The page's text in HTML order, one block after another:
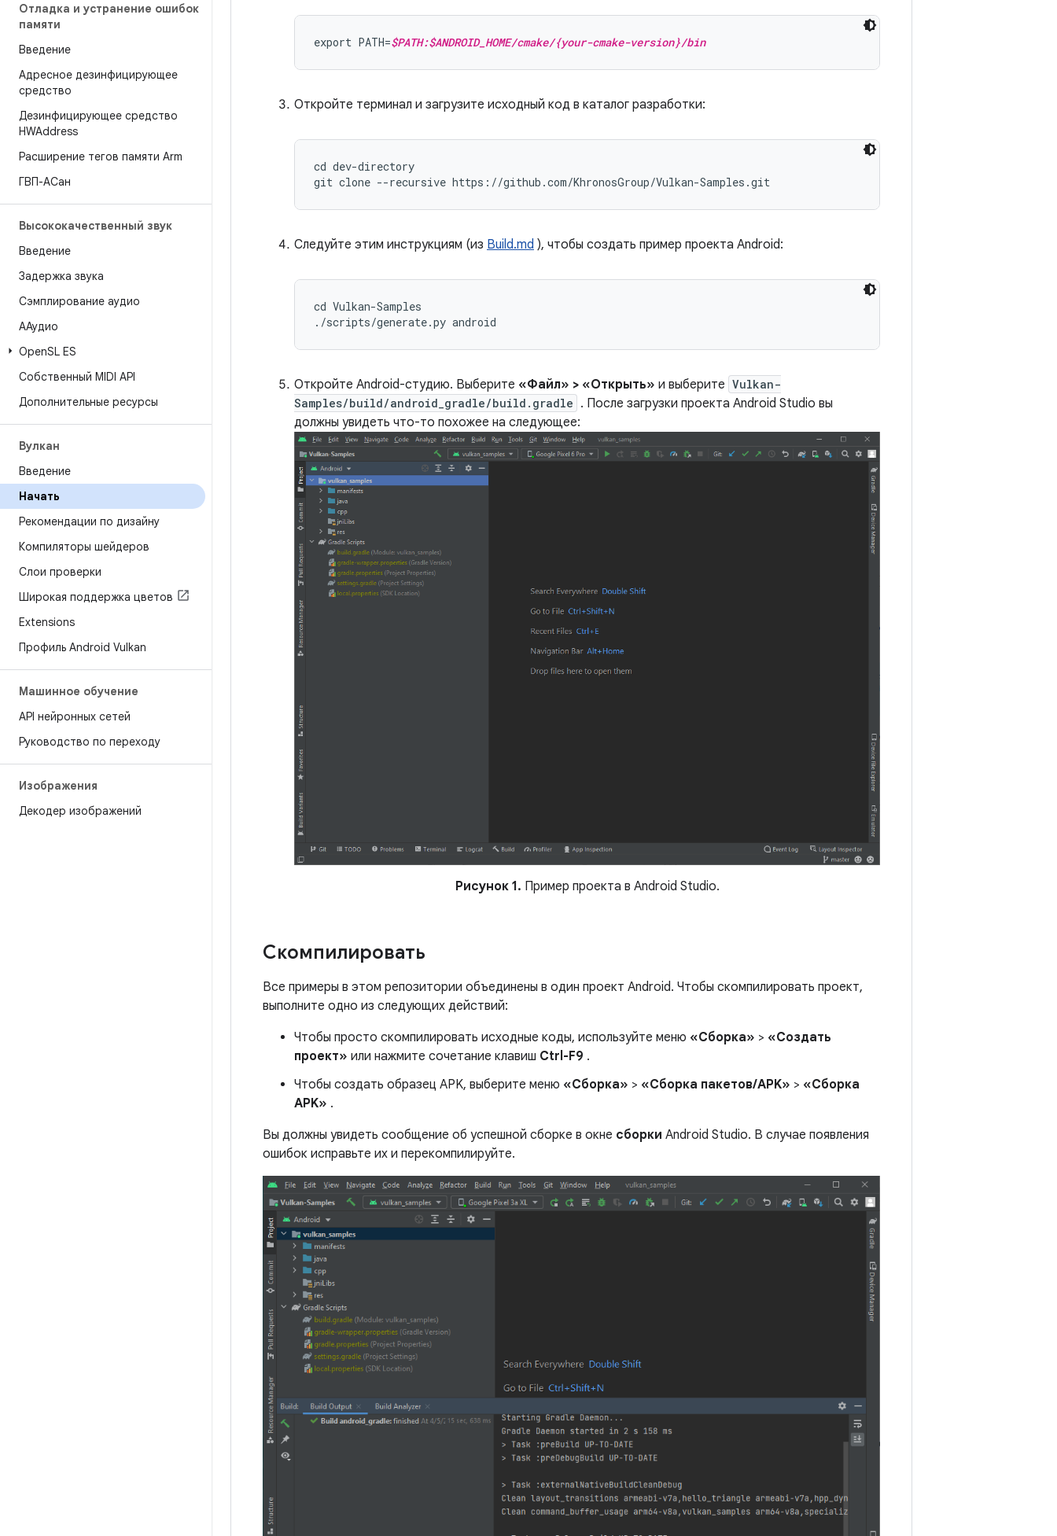
Отладка и устранение ошибок
памяти
Введение
Адресное дезинфицирующее
средство
Дезинфицирующее средство
HWAddress
Расширение тегов памяти Arm
ГВП-АСан
Высококачественный звук
Введение
Задержка звука
Сэмплирование аудио
ААудио
OpenSL ES
Собственный MIDI API
Дополнительные ресурсы
Вулкан
Введение
Начать
Рекомендации по дизайну
Компиляторы шейдеров
Слои проверки
Широкая поддержка цветов
Extensions
Профиль Android Vulkan
Машинное обучение
API нейронных сетей
Руководство по переходу
Изображения
Декодер изображений
export PATH=$PATH:$ANDROID_HOME/cmake/{your-cmake-version}/bin
Откройте терминал и загрузите исходный код в каталог разработки:
cd dev-directory
Следуйте этим инструкциям (из Build.md ), чтобы создать пример проекта Android:
cd Vulkan-Samples
Откройте Android-студию. Выберите «Файл» > «Открыть» и выберите Vulkan-
Samples/build/android_gradle/build.gradle . После загрузки проекта Android Studio вы
должны увидеть что-то похожее на следующее:
Рисунок 1. Пример проекта в Android Studio.
Скомпилировать
Все примеры в этом репозитории объединены в один проект Android. Чтобы скомпилировать проект,
выполните одно из следующих действий:
Чтобы просто скомпилировать исходные коды, используйте меню «Сборка» > «Создать
проект» или нажмите сочетание клавиш Ctrl-F9 .
Чтобы создать образец APK, выберите меню «Сборка» > «Сборка пакетов/APK» > «Сборка
APK» .
Вы должны увидеть сообщение об успешной сборке в окне сборки Android Studio. В случае появления
ошибок исправьте их и перекомпилируйте.